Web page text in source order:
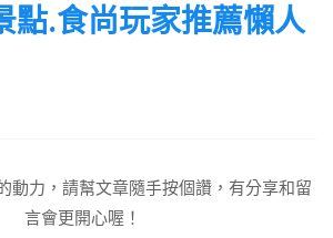
點.食尚玩家推薦懶人
動力，請幫文章隨手按個讚，有分享和留
言會更開心喔！